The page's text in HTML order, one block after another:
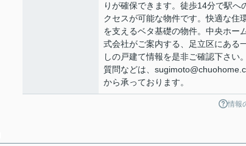
りが確保できます。徒歩14分で駅へ
クセスが可能な物件です。快適な住
を支えるベタ基礎の物件。中央ホー
式会社がご案内する、足立区にある
しの戸建て情報を是非ご確認下さい
質問などは、
から承っております。
情報